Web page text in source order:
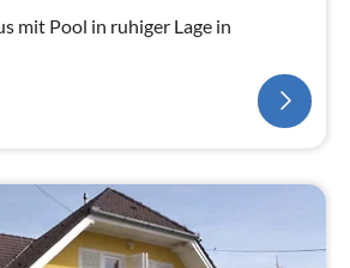
mit Pool in ruhiger Lage in